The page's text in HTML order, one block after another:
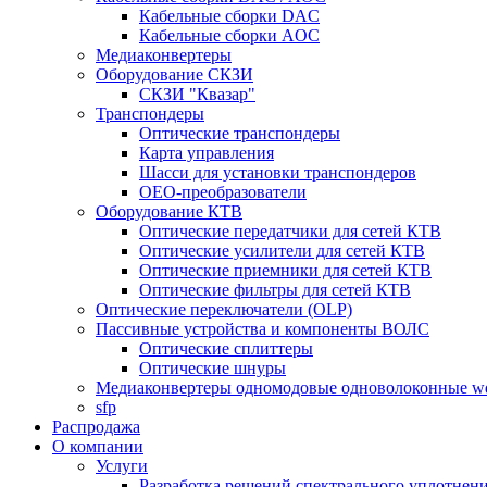
Кабельные сборки DAC
Кабельные сборки AOC
Медиаконвертеры
Оборудование СКЗИ
СКЗИ "Квазар"
Транспондеры
Оптические транспондеры
Карта управления
Шасси для установки транспондеров
OEO-преобразователи
Оборудование КТВ
Оптические передатчики для сетей КТВ
Оптические усилители для сетей КТВ
Оптические приемники для сетей КТВ
Оптические фильтры для сетей КТВ
Оптические переключатели (OLP)
Пассивные устройства и компоненты ВОЛС
Оптические сплиттеры
Оптические шнуры
Медиаконвертеры одномодовые одноволоконные
sfp
Распродажа
О компании
Услуги